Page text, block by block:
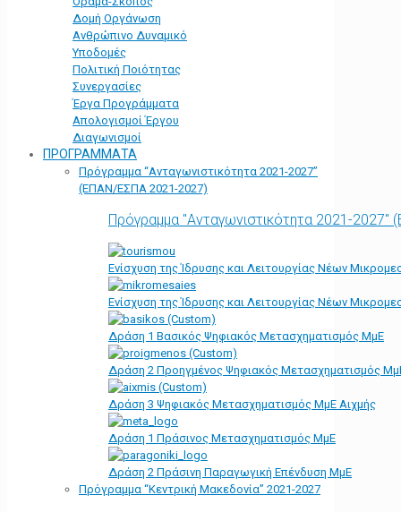
Δομή Οργάνωση
Ανθρώπινο Δυναμικό
Υποδομές
Πολιτική Ποιότητας
Συνεργασίες
Έργα Προγράμματα
Απολογισμοί Έργου
Διαγωνισμοί
ΠΡΟΓΡΑΜΜΑΤΑ
Πρόγραμμα “Ανταγωνιστικότητα 2021-2027”
(ΕΠΑΝ/ΕΣΠΑ 2021-2027)
Πρόγραμμα "Ανταγωνιστικότητα 2021-
Ενίσχυση της Ίδρυσης και Λειτουργίας Νέων
Ενίσχυση της Ίδρυσης και Λειτουργίας Νέων
Δράση 1 Βασικός Ψηφιακός Μετασχηματισμός ΜμΕ
Δράση 2 Προηγμένος Ψηφιακός Μετασχηματισμός
Δράση 3 Ψηφιακός Μετασχηματισμός ΜμΕ Αιχμής
Δράση 1 Πράσινος Μετασχηματισμός ΜμΕ
Δράση 2 Πράσινη Παραγωγική Επένδυση ΜμΕ
Πρόγραμμα “Κεντρική Μακεδονία” 2021-2027